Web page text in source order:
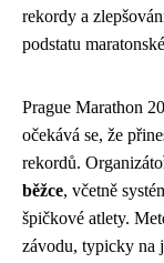
rekordy a
podstatu
Prague Marathon
očekává se, že
rekordů.
běžce, včetně
špičkové atlety.
závodu, typicky na